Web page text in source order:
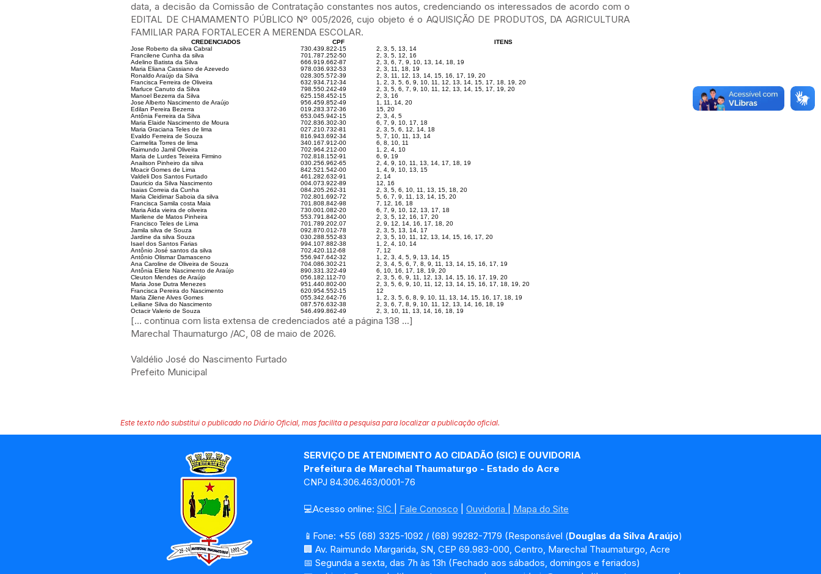
data, a decisão da Comissão de Contratação constantes nos autos, credenciando os interessados de acordo com o
EDITAL DE CHAMAMENTO PÚBLICO Nº 005/2026, cujo objeto é o AQUISIÇÃO DE PRODUTOS, DA AGRICULTURA
FAMILIAR PARA FORTALECER A MERENDA ESCOLAR.
CREDENCIADOS CPF
ITENS
Jose Roberto da silva Cabral
730.439.822-15
2, 3, 5, 13, 14
Francilene Cunha da silva
701.787.252-50
2, 3, 5, 12, 16
Adelino Batista da Silva
666.919.662-87
2, 3, 6, 7, 9, 10, 13, 14, 18, 19
Maria Eliana Cassiano de Azevedo
978.036.932-53
2, 3, 11, 18, 19
Ronaldo Araújo da Silva
028.305.572-39
2, 3, 11, 12, 13, 14, 15, 16, 17, 19, 20
Francisca Ferreira de Oliveira
632.934.712-34
1, 2, 3, 5, 6, 9, 10, 11, 12, 13, 14, 15, 17, 18, 19, 20
Marluce Canuto da Silva
798.550.242-49
2, 3, 5, 6, 7, 9, 10, 11, 12, 13, 14, 15, 17, 19, 20
Manoel Bezerra da Silva
625.158.452-15
2, 3, 16
Jose Alberto Nascimento de Araújo
956.459.852-49
1, 11, 14, 20
Edilan Pereira Bezerra
019.283.372-36
15, 20
Antônia Ferreira da Silva
653.045.942-15
2, 3, 4, 5
Maria Elaide Nascimento de Moura
702.836.302-30
6, 7, 9, 10, 17, 18
Maria Graciana Teles de lima
027.210.732-81
2, 3, 5, 6, 12, 14, 18
Evaldo Ferreira de Souza
816.943.692-34
5, 7, 10, 11, 13, 14
Carmelita Torres de lima
340.167.912-00
6, 8, 10, 11
Raimundo Jamil Oliveira
702.964.212-00
1, 2, 4, 10
Maria de Lurdes Teixeira Firmino
702.818.152-91
6, 9, 19
Anailson Pinheiro da silva
030.256.962-65
2, 4, 9, 10, 11, 13, 14, 17, 18, 19
Moacir Gomes de Lima
842.521.542-00
1, 4, 9, 10, 13, 15
Valdeli Dos Santos Furtado
461.282.632-91
2, 14
Dauricio da Silva Nascimento
004.073.922-89
12, 16
Isaias Correia da Cunha
084.205.262-31
2, 3, 5, 6, 10, 11, 13, 15, 18, 20
Maria Cleidimar Saboia da silva
702.801.692-72
5, 6, 7, 9, 11, 13, 14, 15, 20
Francisca Samila costa Maia
701.808.842-98
7, 12, 16, 18
Maria Aida vieira de oliveira
730.001.082-20
6, 7, 9, 10, 12, 13, 17, 18
Marilene de Matos Pinheira
553.791.842-00
2, 3, 5, 12, 16, 17, 20
Francisco Teles de Lima
701.789.202.07
2, 9, 12, 14, 16, 17, 18, 20
Jamila silva de Souza
092.870.012-78
2, 3, 5, 13, 14, 17
Jardine da silva Souza
030.288.552-83
2, 3, 5, 10, 11, 12, 13, 14, 15, 16, 17, 20
Isael dos Santos Farias
994.107.882-38
1, 2, 4, 10, 14
Antônio José santos da silva
702.420.112-68
7, 12
Antônio Olismar Damasceno
556.947.642-32
1, 2, 3, 4, 5, 9, 13, 14, 15
Ana Caroline de Oliveira de Souza
704.086.302-21
2, 3, 4, 5, 6, 7, 8, 9, 11, 13, 14, 15, 16, 17, 19
Antônia Eliete Nascimento de Araújo
890.331.322-49
6, 10, 16, 17, 18, 19, 20
Cleuton Mendes de Araújo
056.182.112-70
2, 3, 5, 6, 9, 11, 12, 13, 14, 15, 16, 17, 19, 20
Maria Jose Dutra Menezes
951.440.802-00
2, 3, 5, 6, 9, 10, 11, 12, 13, 14, 15, 16, 17, 18, 19, 20
Francisca Pereira do Nascimento
620.954.552-15
12
Maria Zilene Alves Gomes
055.342.642-76
1, 2, 3, 5, 6, 8, 9, 10, 11, 13, 14, 15, 16, 17, 18, 19
Leiliane Silva do Nascimento
087.576.632-38
2, 3, 6, 7, 8, 9, 10, 11, 12, 13, 14, 16, 18, 19
Octacir Valerio de Souza
546.499.862-49 2, 3, 10, 11, 13, 14, 16, 18, 19
[... continua com lista extensa de credenciados até a página 138 ...]
Marechal Thaumaturgo /AC, 08 de maio de 2026.
Valdélio José do Nascimento Furtado
Prefeito Municipal
Este texto não substitui o publicado no Diário Oficial, mas facilita a pesquisa para localizar a publicação oficial.
SERVIÇO DE ATENDIMENTO AO CIDADÃO (SIC) E OUVIDORIA
Prefeitura de Marechal Thaumaturgo - Estado do Acre
CNPJ 84.306.463/0001-76
💻Acesso online: SIC Fale Conosco Ouvidoria Mapa do Site
📱Fone: +55 (68) 3325-1092 / (68) 99282-7179 (Responsável (Douglas da Silva Araújo)
🏢 Av. Raimundo Margarida, SN, CEP 69.983-000, Centro, Marechal Thaumaturgo, Acre
📅 Segunda a sexta, das 7h às 13h (Fechado aos sábados, domingos e feriados)